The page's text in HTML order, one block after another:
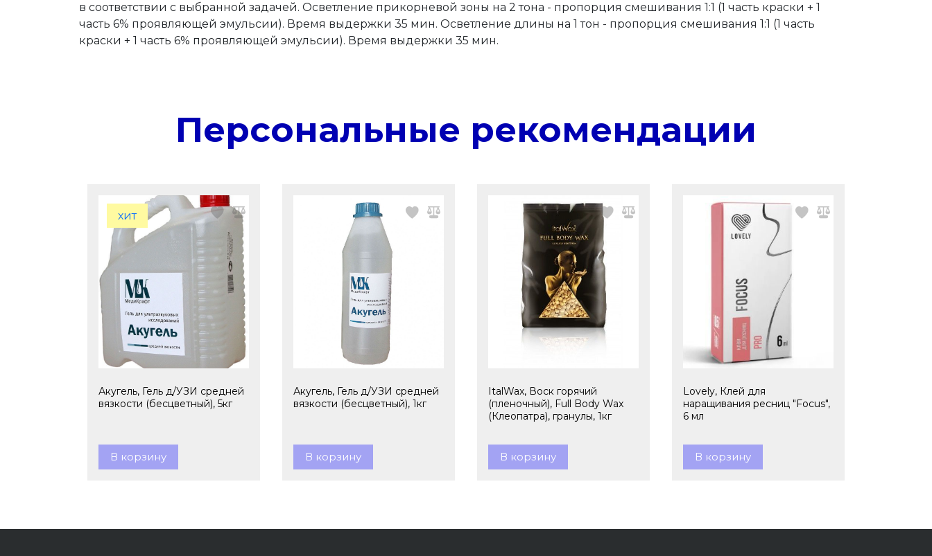
в соответствии с выбранной задачей. Осветление прикорневой зоны на 2 тона - пропорция смешивания 1:1 (1 часть краски + 1
часть 6% проявляющей эмульсии). Время выдержки 35 мин. Осветление длины на 1 тон - пропорция смешивания 1:1 (1 часть
краски + 1 часть 6% проявляющей эмульсии). Время выдержки 35 мин.
Персональные рекомендации
хит
Акугель, Гель д/УЗИ средней
вязкости (бесцветный), 5кг
В корзину
Акугель, Гель д/УЗИ средней
вязкости (бесцветный), 1кг
В корзину
ItalWax, Воск горячий
(пленочный), Full Body Wax
(Клеопатра), гранулы, 1кг
В корзину
Lovely, Клей для
наращивания ресниц "Focus",
6 мл
В корзину